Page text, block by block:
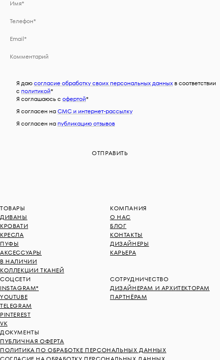
Я даюсогласие обработку своих персональных данныхв соответствии
сполитикой*
Я соглашаюсь cофертой*
Я согласен наСМС и интернет-рассылку
Я согласен напубликацию отзывов
ТОВАРЫ
ДИВАНЫ
КРОВАТИ
КРЕСЛА
ПУФЫ
АКСЕССУАРЫ
В НАЛИЧИИ
КОЛЛЕКЦИИ ТКАНЕЙ
КОМПАНИЯ
О НАС
БЛОГ
КОНТАКТЫ
ДИЗАЙНЕРЫ
КАРЬЕРА
СОЦСЕТИ
INSTAGRAM*
YOUTUBE
TELEGRAM
PINTEREST
VK
СОТРУДНИЧЕСТВО
ДИЗАЙНЕРАМ И АРХИТЕКТОРАМ
ПАРТНЁРАМ
ДОКУМЕНТЫ
ПУБЛИЧНАЯ ОФЕРТА
ПОЛИТИКА ПО ОБРАБОТКЕ ПЕРСОНАЛЬНЫХ ДАННЫХ